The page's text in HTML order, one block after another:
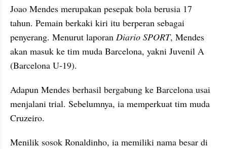
Joao Mendes merupakan pesepak bola berusia 17
tahun. Pemain berkaki kiri itu berperan sebagai
penyerang. Menurut laporan Diario SPORT, Mendes
akan masuk ke tim muda Barcelona, yakni Juvenil A
(Barcelona U-19).
Adapun Mendes berhasil bergabung ke Barcelona usai
menjalani trial. Sebelumnya, ia memperkuat tim muda
Cruzeiro.
Menilik sosok Ronaldinho, ia memiliki nama besar di